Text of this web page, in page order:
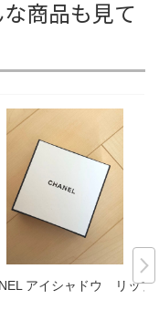
商品も見て
アイシャドウ リップ